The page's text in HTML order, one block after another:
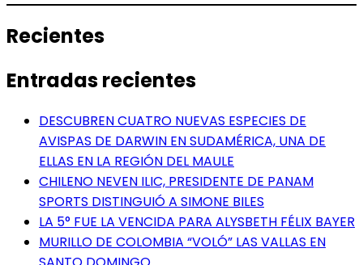
Recientes
Entradas recientes
DESCUBREN CUATRO NUEVAS ESPECIES DE
AVISPAS DE DARWIN EN SUDAMÉRICA, UNA DE
ELLAS EN LA REGIÓN DEL MAULE
CHILENO NEVEN ILIC, PRESIDENTE DE PANAM
SPORTS DISTINGUIÓ A SIMONE BILES
LA 5° FUE LA VENCIDA PARA ALYSBETH FÉLIX BAYER
MURILLO DE COLOMBIA “VOLÓ” LAS VALLAS EN